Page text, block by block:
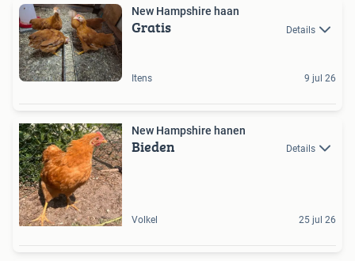
New Hampshire haan
Gratis Details
Itens 9 jul 26
New Hampshire hanen
Bieden Details
Volkel 25 jul 26